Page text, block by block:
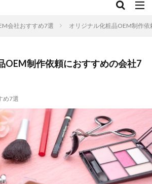
会社おすすめ7選 オリジナル化粧品OEM制作
OEM制作依頼におすすめの会社7
め7選